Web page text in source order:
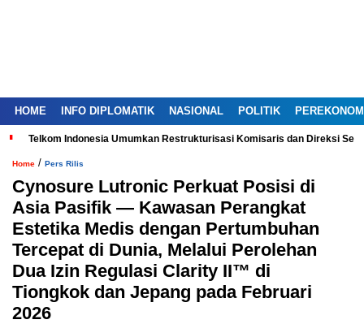
HOME INFO DIPLOMATIK NASIONAL POLITIK
Telkom Indonesia Umumkan Restrukturisasi Komisaris dan Direksi
Home / Pers Rilis
Cynosure Lutronic Perkuat Posisi di
Asia Pasifik — Kawasan Perangkat
Estetika Medis dengan Pertumbuhan
Tercepat di Dunia, Melalui Perolehan
Dua Izin Regulasi Clarity II™ di
Tiongkok dan Jepang pada Februari
2026